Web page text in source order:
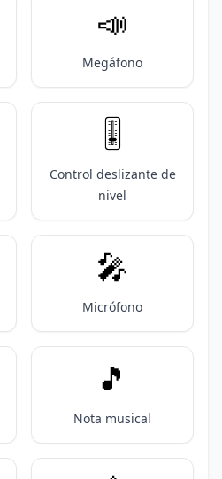
📣
Megáfono
🎚️
Control deslizante de
nivel
🎤
Micrófono
🎵
Nota musical